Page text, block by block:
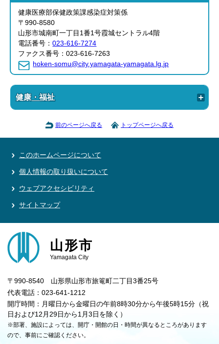
健康医療部保健政策課感染症対策係
〒990-8580
山形市城南町一丁目1番1号霞城セントラル4階
電話番号：023-616-7274
ファクス番号：023-616-7263
hoken-somu@city.yamagata-yamagata.lg.jp
健康・福祉
前のページへ戻る トップページへ戻る
このホームページについて
個人情報の取り扱いについて
ウェブアクセシビリティ
サイトマップ
山形市
Yamagata City
〒990-8540 山形県山形市旅篭町二丁目3番25号
代表電話：023-641-1212
開庁時間：月曜日から金曜日の午前8時30分から午後5時15分（祝
日および12月29日から1月3日を除く）
※部署、施設によっては、開庁・開館の日・時間が異なるところがあります
ので、事前にご確認ください。